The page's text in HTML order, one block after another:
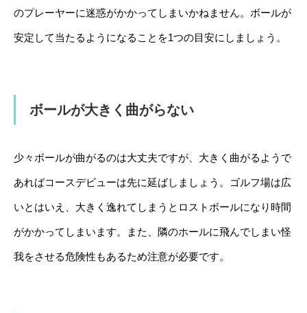
のプレーヤーに迷惑がかかってしまいかねません。ボールが
安定して当たるようになることを1つの目安にしましょう。
ボールが大きく曲がらない
少々ボールが曲がるのは大丈夫ですが、大きく曲がるようで
あればコースデビューは先に延ばしましょう。ゴルフ場は広
いとはいえ、大きく逸れてしまうとロストボールになり時間
がかかってしまいます。また、隣のホールに飛んでしまい怪
我をさせる危険性もあるため注意が必要です。